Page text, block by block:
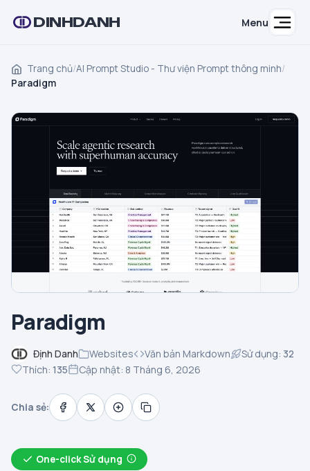
DINHDANH Menu
Trang chủ/AI Prompt Studio - Thư viện Prompt thông minh/
Paradigm
Paradigm
Định Danh Websites Văn bản Markdown Sử dụng: 32
Thích: 135 Cập nhật: 8 Tháng 6, 2026
Chia sẻ:
One-click Sử dụng